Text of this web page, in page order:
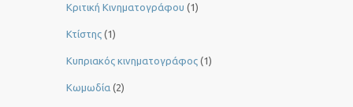
Κριτική Κινηματογράφου (1)
Κτίστης (1)
Κυπριακός κινηματογράφος (1)
Κωμωδία (2)